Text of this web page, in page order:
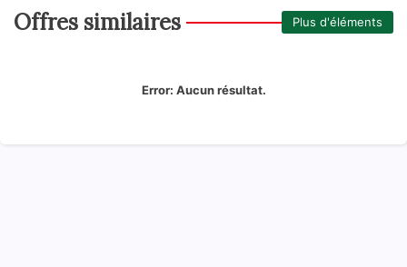
Offres similaires Plus d'éléments
Error: Aucun résultat.